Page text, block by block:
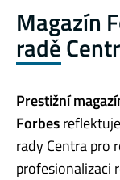
Magazín
radě
Prestižní
Forbes
rady Centra pro
profesionalizaci